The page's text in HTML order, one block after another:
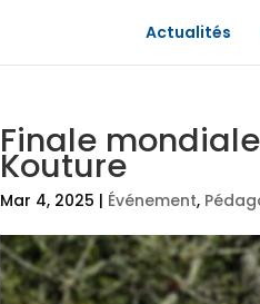
Actualités
Finale
Kouture
Mar 4, 2025 | Événement,